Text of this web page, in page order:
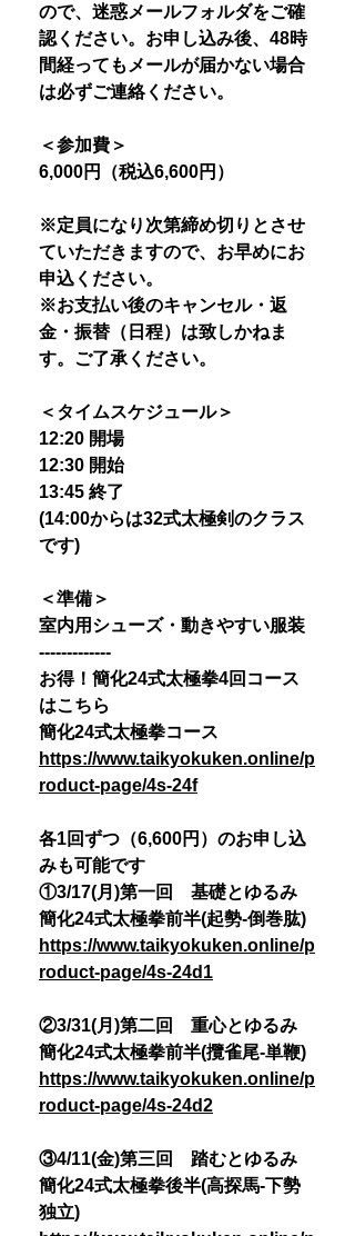
ので、迷惑メールフォルダをご確
認ください。お申し込み後、48時
間経ってもメールが届かない場合
は必ずご連絡ください。
＜参加費＞
6,000円（税込6,600円）
※定員になり次第締め切りとさせ
ていただきますので、お早めにお
申込ください。
※お支払い後のキャンセル・返
金・振替（日程）は致しかねま
す。ご了承ください。
＜タイムスケジュール＞
12:20 開場
12:30 開始
13:45 終了
(14:00からは32式太極剣のクラス
です)
＜準備＞
室内用シューズ・動きやすい服装
-------------
お得！簡化24式太極拳4回コース
はこちら
簡化24式太極拳コース
https://www.taikyokuken.online/p
roduct-page/4s-24f
各1回ずつ（6,600円）のお申し込
みも可能です
①3/17(月)第一回 基礎とゆるみ
簡化24式太極拳前半(起勢-倒巻肱)
https://www.taikyokuken.online/p
roduct-page/4s-24d1
②3/31(月)第二回 重心とゆるみ
簡化24式太極拳前半(攬雀尾-単鞭)
https://www.taikyokuken.online/p
roduct-page/4s-24d2
③4/11(金)第三回 踏むとゆるみ
簡化24式太極拳後半(高探馬-下勢
独立)